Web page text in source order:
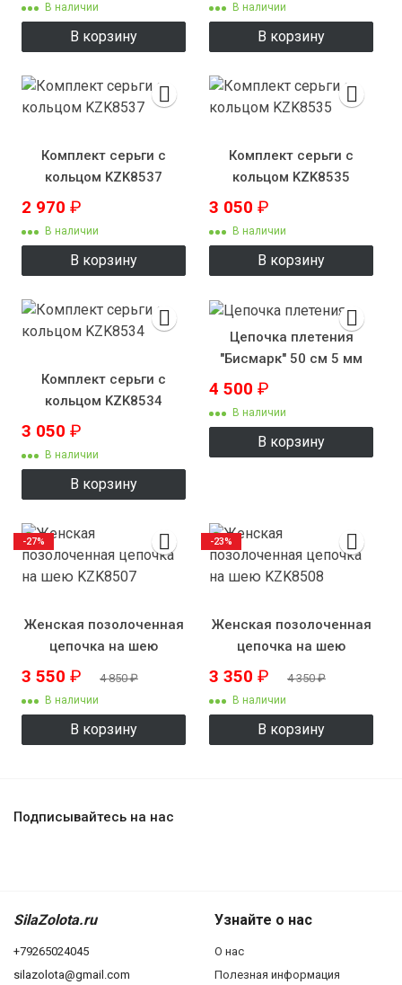
В наличии
В корзину
В наличии
В корзину
Комплект серьги с
кольцом KZK8537
2 970 ₽
В наличии
В корзину
Комплект серьги с
кольцом KZK8535
3 050 ₽
В наличии
В корзину
Комплект серьги с
кольцом KZK8534
3 050 ₽
В наличии
В корзину
Цепочка плетения
"Бисмарк" 50 см 5 мм
4 500 ₽
В наличии
В корзину
Женская позолоченная
цепочка на шею
KZK8507
3 550 ₽ 4 850₽
В наличии
В корзину
-27%
Женская позолоченная
цепочка на шею
KZK8508
3 350 ₽ 4 350₽
В наличии
В корзину
-23%
Подписывайтесь на нас
SilaZolota.ru
+79265024045
silazolota@gmail.com
Узнайте о нас
О нас
Полезная информация